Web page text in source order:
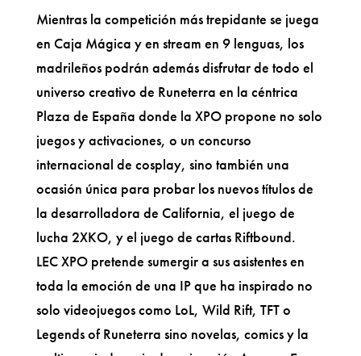
Mientras la competición más trepidante se juega
en Caja Mágica y en stream en 9 lenguas, los
madrileños podrán además disfrutar de todo el
universo creativo de Runeterra en la céntrica
Plaza de España donde la XPO propone no solo
juegos y activaciones, o un concurso
internacional de cosplay, sino también una
ocasión única para probar los nuevos títulos de
la desarrolladora de California, el juego de
lucha 2XKO, y el juego de cartas Riftbound.
LEC XPO pretende sumergir a sus asistentes en
toda la emoción de una IP que ha inspirado no
solo videojuegos como LoL, Wild Rift, TFT o
Legends of Runeterra sino novelas, comics y la